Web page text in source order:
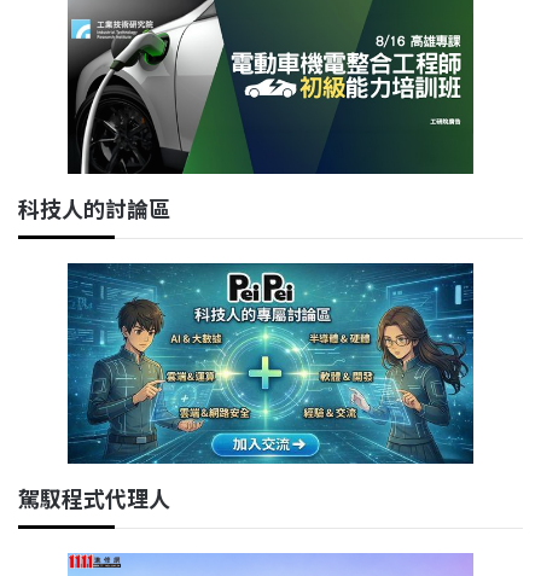
科技人的討論區
駕馭程式代理人